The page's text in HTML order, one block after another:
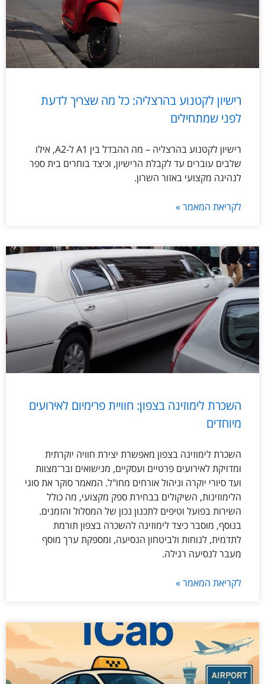
רישיון לקטנוע בהרצליה: כל מה שצריך לדעת
לפני שמתחילים
רישיון לקטנוע בהרצליה – מה ההבדל בין A1 ל-A2, אילו
שלבים עוברים עד לקבלת הרישיון, וכיצד בוחרים בית ספר
לנהיגה מקצועי באזור השרון.
לקריאת המאמר »
השכרת לימוזינה בצפון: חוויית פרימיום לאירועים
מיוחדים
השכרת לימוזינה בצפון מאפשרת יצירת חוויה יוקרתית
ומדויקת לאירועים פרטיים ועסקיים, מנישואים ובר־מצוות
ועד סיורי יוקרה וניהול אורחים מחו"ל. המאמר סוקר את סוגי
הלימוזינות, השיקולים בבחירת ספק מקצועי, מה כולל
השירות בפועל וטיפים לתכנון נכון של המסלול והזמנים.
בנוסף, מוסבר כיצד לימוזינה להשכרה בצפון תורמת
לתדמית, לנוחות ולביטחון הנסיעה, ומספקת ערך מוסף
מעבר לנסיעה רגילה.
לקריאת המאמר »